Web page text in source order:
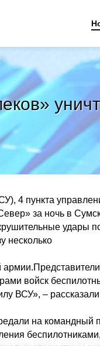
4 пункта
за ночь в
удары
несколько
войск
ВСУ», –
на командный